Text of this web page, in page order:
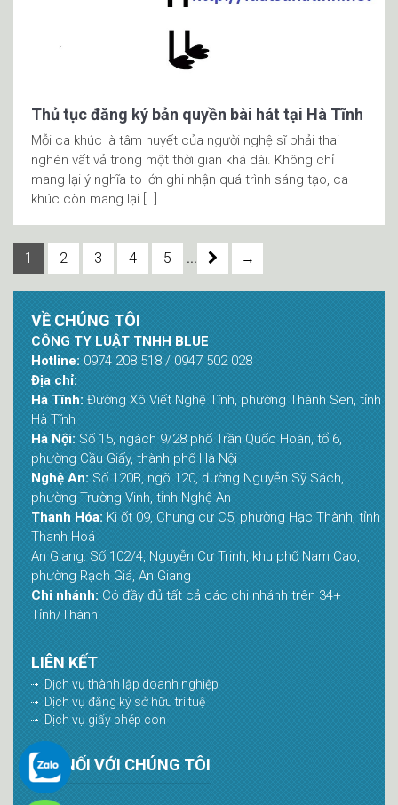
Thủ tục đăng ký bản quyền bài hát tại Hà Tĩnh
Mỗi ca khúc là tâm huyết của người nghệ sĩ phải thai
nghén vất vả trong một thời gian khá dài. Không chỉ
mang lại ý nghĩa to lớn ghi nhận quá trình sáng tạo, ca
khúc còn mang lại […]
1 2 3 4 5 ... →
VỀ CHÚNG TÔI
CÔNG TY LUẬT TNHH BLUE
Hotline: 0974 208 518 / 0947 502 028
Địa chỉ:
Hà Tĩnh: Đường Xô Viết Nghệ Tĩnh, phường Thành Sen, tỉnh
Hà Tĩnh
Hà Nội: Số 15, ngách 9/28 phố Trần Quốc Hoàn, tổ 6,
phường Cầu Giấy, thành phố Hà Nội
Nghệ An: Số 120B, ngõ 120, đường Nguyễn Sỹ Sách,
phường Trường Vinh, tỉnh Nghệ An
Thanh Hóa: Ki ốt 09, Chung cư C5, phường Hạc Thành, tỉnh
Thanh Hoá
An Giang: Số 102/4, Nguyễn Cư Trinh, khu phố Nam Cao,
phường Rạch Giá, An Giang
Chi nhánh: Có đầy đủ tất cả các chi nhánh trên 34+
Tỉnh/Thành
LIÊN KẾT
Dịch vụ thành lập doanh nghiệp
Dịch vụ đăng ký sở hữu trí tuệ
Dịch vụ giấy phép con
KẾT NỐI VỚI CHÚNG TÔI